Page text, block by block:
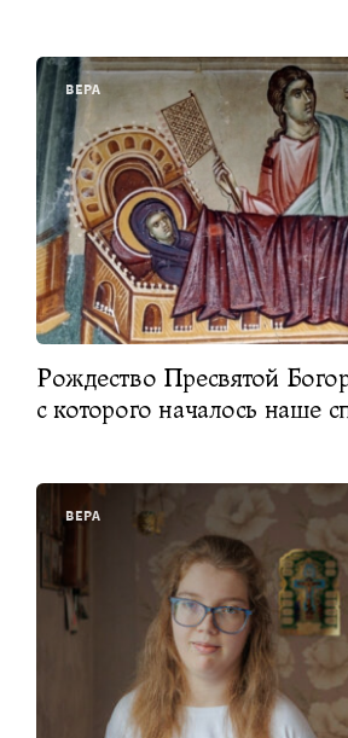
ВЕРА
Рождество Пресвятой
с которого началось наше
ВЕРА